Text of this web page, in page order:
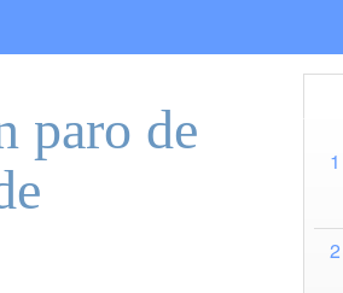
paro de
1
2